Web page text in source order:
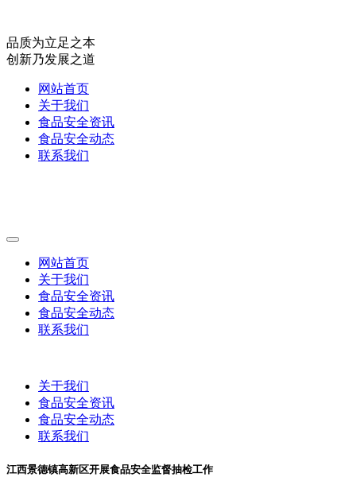
品质为立足之本
创新乃发展之道
网站首页
关于我们
食品安全资讯
食品安全动态
联系我们
网站首页
关于我们
食品安全资讯
食品安全动态
联系我们
关于我们
食品安全资讯
食品安全动态
联系我们
江西景德镇高新区开展食品安全监督抽检工作